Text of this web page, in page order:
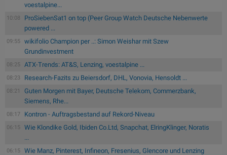
voestalpine...
10:08
ProSiebenSat1 on top (Peer Group Watch Deutsche Nebenwerte
powered ...
09:55
wikifolio Champion per ..: Simon Weishar mit Szew
Grundinvestment
08:25 ATX-Trends: AT&S, Lenzing, voestalpine ...
08:23 Research-Fazits zu Beiersdorf, DHL, Vonovia, Hensoldt ...
08:21
Guten Morgen mit Bayer, Deutsche Telekom, Commerzbank,
Siemens, Rhe...
08:17 Kontron - Auftragsbestand auf Rekord-Niveau
06:15
Wie Klondike Gold, Ibiden Co.Ltd, Snapchat, ElringKlinger, Noratis
...
06:15
Wie Manz, Pinterest, Infineon, Fresenius, Glencore und Lenzing